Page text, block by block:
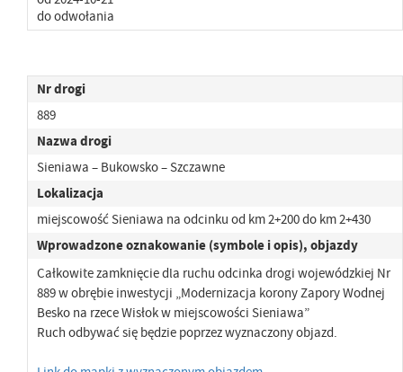
do odwołania
Nr drogi
889
Nazwa drogi
Sieniawa – Bukowsko – Szczawne
Lokalizacja
miejscowość Sieniawa na odcinku od km 2+200 do km 2+430
Wprowadzone oznakowanie (symbole i opis), objazdy
Całkowite zamknięcie dla ruchu odcinka drogi wojewódzkiej Nr
889 w obrębie inwestycji „Modernizacja korony Zapory Wodnej
Besko na rzece Wisłok w miejscowości Sieniawa”
Ruch odbywać się będzie poprzez wyznaczony objazd.